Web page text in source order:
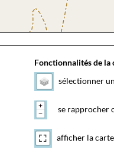
Fonctionnalités de la
sélectionner
se rapprocher
afficher la